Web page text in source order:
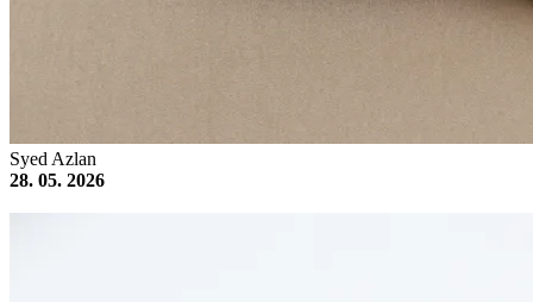
Syed Azlan
28. 05. 2026